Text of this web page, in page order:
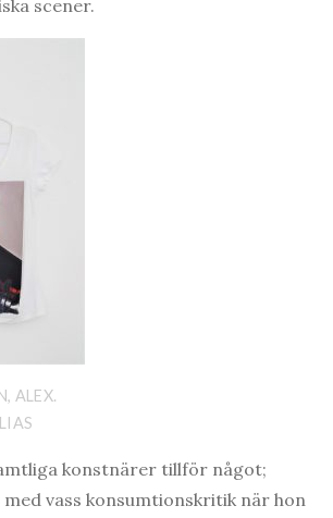
scener.
ALEX.
konstnärer tillför något;
med vass konsumtionskritik när hon